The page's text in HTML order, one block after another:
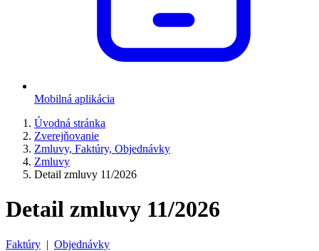
Mobilná aplikácia
Úvodná stránka
Zverejňovanie
Zmluvy, Faktúry, Objednávky
Zmluvy
Detail zmluvy 11/2026
Detail zmluvy 11/2026
Faktúry | Objednávky